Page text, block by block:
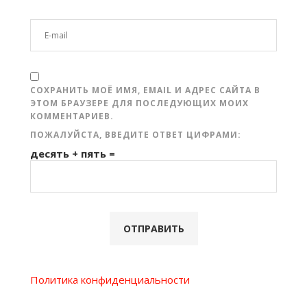
СОХРАНИТЬ МОЁ ИМЯ, EMAIL И АДРЕС САЙТА В
ЭТОМ БРАУЗЕРЕ ДЛЯ ПОСЛЕДУЮЩИХ МОИХ
КОММЕНТАРИЕВ.
ПОЖАЛУЙСТА, ВВЕДИТЕ ОТВЕТ ЦИФРАМИ:
десять + пять =
Политика конфиденциальности